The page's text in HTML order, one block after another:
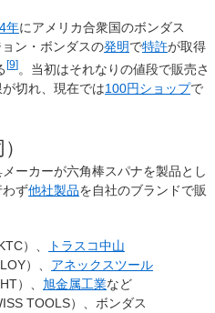
年にアメリカ合衆国のボンダス
ン・ボンダスの発明で特許が取得
[9]。当初はそれなりの値段で販売さ
切れ、現在では100円ショップで
ーカーが六角棒スパナを製品とし
わず他社製品を自社のブランドで販
）、
トラスコ中山
）、 アネックスツール
）、 旭金属工業など
TOOLS）、ボンダス